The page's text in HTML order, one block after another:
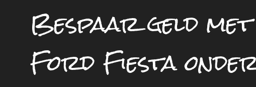
Bespaar geld met
Ford Fiesta